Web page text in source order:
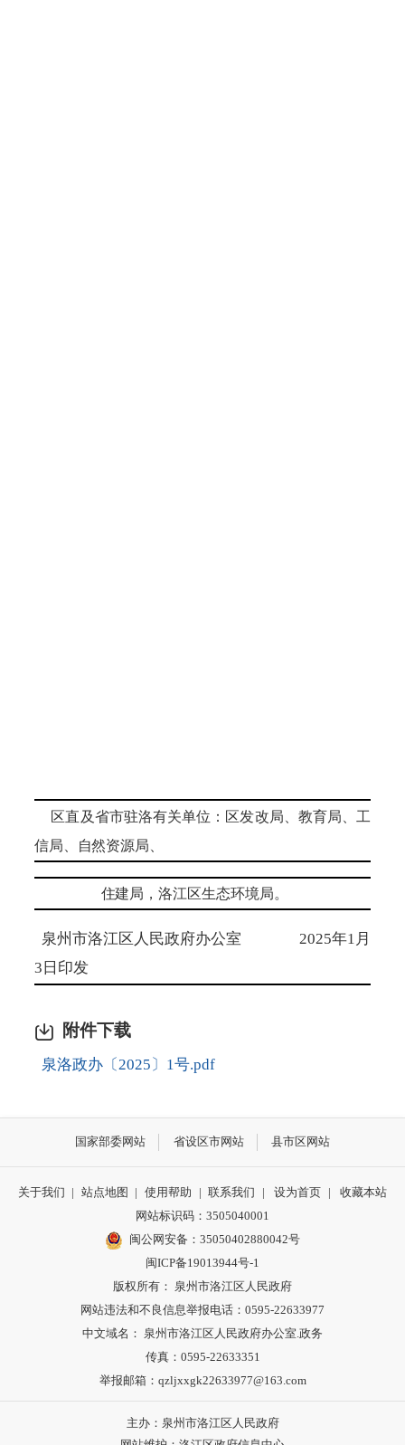
区直及省市驻洛有关单位：区发改局、教育局、工
信局、自然资源局、
住建局，洛江区生态环境局。
泉州市洛江区人民政府办公室
2025年1月
3日印发
附件下载
泉洛政办〔2025〕1号.pdf
国家部委网站 省设区市网站 县市区网站
关于我们 | 站点地图 | 使用帮助 | 联系我们 | 设为首页 |
收藏本站
网站标识码：3505040001
闽公网安备：35050402880042号
闽ICP备19013944号-1
版权所有： 泉州市洛江区人民政府
网站违法和不良信息举报电话：0595-22633977
中文域名： 泉州市洛江区人民政府办公室.政务
传真：0595-22633351
举报邮箱：qzljxxgk22633977@163.com
主办：泉州市洛江区人民政府